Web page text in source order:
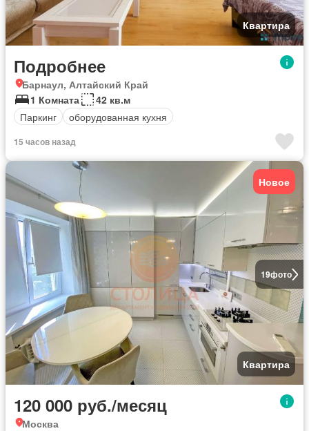
Квартира
Подробнее
Барнаул, Алтайский Край
1 Комната
42 кв.м
Паркинг
оборудованная кухня
15 часов назад
19фото
Новое
Квартира
120 000 руб./месяц
Москва